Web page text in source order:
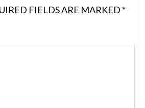
FIELDS ARE MARKED *